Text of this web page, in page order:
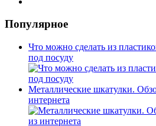
Популярное
Что можно сделать из
под посуду
Металлические шкатулки.
интернета